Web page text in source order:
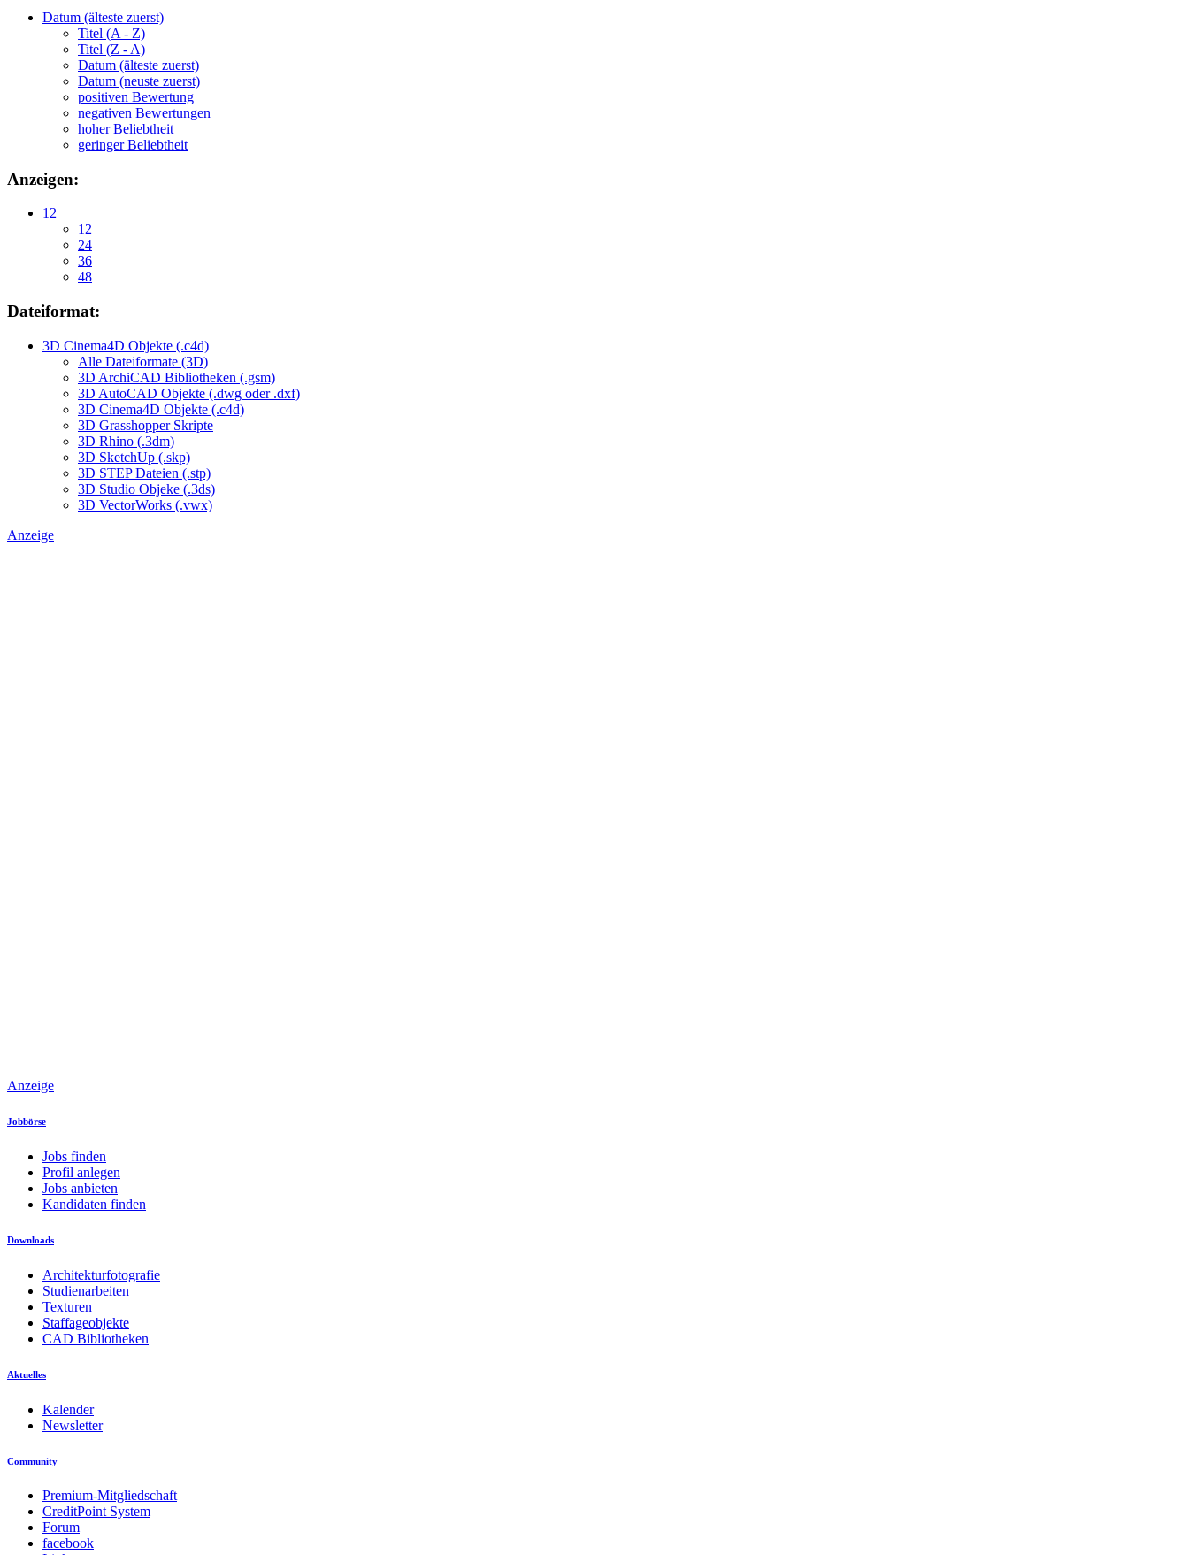
Datum (älteste zuerst)
Titel (A - Z)
Titel (Z - A)
Datum (älteste zuerst)
Datum (neuste zuerst)
positiven Bewertung
negativen Bewertungen
hoher Beliebtheit
geringer Beliebtheit
Anzeigen:
12
12
24
36
48
Dateiformat:
3D Cinema4D Objekte (.c4d)
Alle Dateiformate (3D)
3D ArchiCAD Bibliotheken (.gsm)
3D AutoCAD Objekte (.dwg oder .dxf)
3D Cinema4D Objekte (.c4d)
3D Grasshopper Skripte
3D Rhino (.3dm)
3D SketchUp (.skp)
3D STEP Dateien (.stp)
3D Studio Objeke (.3ds)
3D VectorWorks (.vwx)
Anzeige
Anzeige
Jobbörse
Jobs finden
Profil anlegen
Jobs anbieten
Kandidaten finden
Downloads
Architekturfotografie
Studienarbeiten
Texturen
Staffageobjekte
CAD Bibliotheken
Aktuelles
Kalender
Newsletter
Community
Premium-Mitgliedschaft
CreditPoint System
Forum
facebook